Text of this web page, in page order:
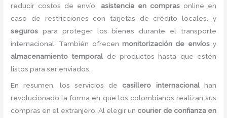
reducir costos de envío, asistencia en comprasonline en
caso de restricciones con tarjetas de crédito locales, y
seguros para proteger los bienes durante el transporte
internacional. También ofrecen monitorización de envíosy
almacenamiento temporal de productos hasta que estén
listos para ser enviados.
En resumen, los servicios de casillero internacionalhan
revolucionado la forma en que los colombianos realizan sus
compras en el extranjero. Al elegir un courier de confianza en